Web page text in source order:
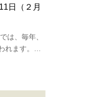
は、毎年、
れます。柴
日（２月